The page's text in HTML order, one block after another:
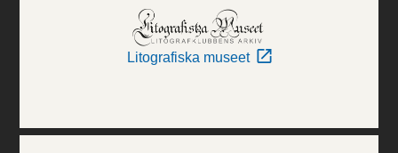
Litografiska museet